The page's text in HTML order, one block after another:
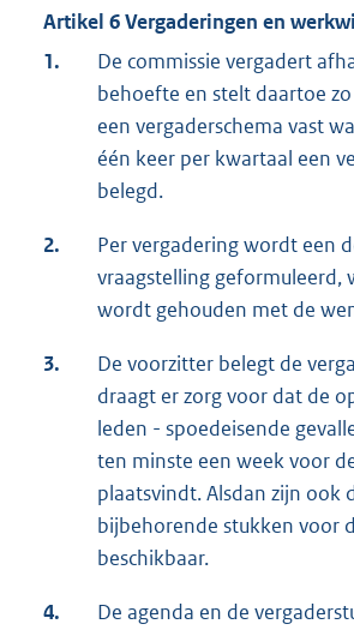
Artikel 6 Vergaderingen en
1.
De commissie vergadert
behoefte en stelt daartoe
een vergaderschema vast
één keer per kwartaal een
belegd.
2.
Per vergadering wordt een
vraagstelling geformuleerd,
wordt gehouden met de
3.
De voorzitter belegt de
draagt er zorg voor dat de
leden - spoedeisende
ten minste een week voor
plaatsvindt. Alsdan zijn ook
bijbehorende stukken voor
beschikbaar.
4.
De agenda en de